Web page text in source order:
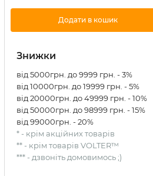
Додати в кошик
Знижки
від 5000грн. до 9999 грн. - 3%
від 10000грн. до 19999 грн. - 5%
від 20000грн. до 49999 грн. - 10%
від 50000грн. до 98999 грн. - 15%
від 99000грн. - 20%
* - крім акційних товарів
** - крім товарів VOLTER™
*** - дзвоніть домовимось ;)